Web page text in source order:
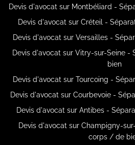
Devis d'avocat sur Montbéliard -
Devis d'avocat sur Créteil -
Devis d'avocat sur Versailles -
Devis d'avocat sur Vitry-sur-Seine
bien
Devis d'avocat sur Tourcoing -
Devis d'avocat sur Courbevoie -
Devis d'avocat sur Antibes -
Devis d'avocat sur Champigny-
corps / de